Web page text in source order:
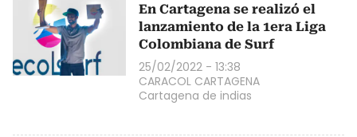
En Cartagena se realizó el
lanzamiento de la 1era Liga
Colombiana de Surf
25/02/2022 - 13:38
CARACOL CARTAGENA
Cartagena de indias